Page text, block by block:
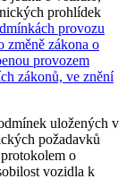
prohlídek
provozu
změně zákona o
provozem
zákonů, ve znění
uložených v
požadavků
o
vozidla k